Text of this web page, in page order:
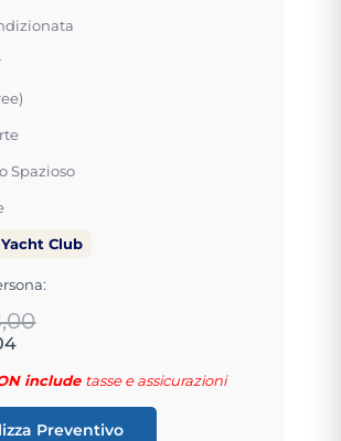
Spazioso
Yacht Club
include tasse e assicurazioni
Preventivo